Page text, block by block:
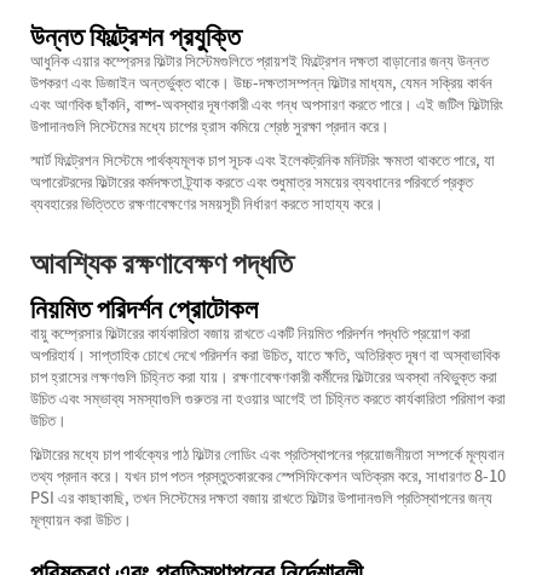
উন্নত ফিল্ট্রেশন প্রযুক্তি
আধুনিক এয়ার কম্প্রেসর ফিল্টার সিস্টেমগুলিতে প্রায়শই ফিল্ট্রেশন দক্ষতা বাড়ানোর জন্য উন্নত
উপকরণ এবং ডিজাইন অন্তর্ভুক্ত থাকে। উচ্চ-দক্ষতাসম্পন্ন ফিল্টার মাধ্যম, যেমন সক্রিয় কার্বন
এবং আণবিক ছাঁকনি, বাষ্প-অবস্থার দূষণকারী এবং গন্ধ অপসারণ করতে পারে। এই জটিল ফিল্টারিং
উপাদানগুলি সিস্টেমের মধ্যে চাপের হ্রাস কমিয়ে শ্রেষ্ঠ সুরক্ষা প্রদান করে।
স্মার্ট ফিল্ট্রেশন সিস্টেমে পার্থক্যমূলক চাপ সূচক এবং ইলেকট্রনিক মনিটরিং ক্ষমতা থাকতে পারে, যা
অপারেটরদের ফিল্টারের কর্মদক্ষতা ট্র্যাক করতে এবং শুধুমাত্র সময়ের ব্যবধানের পরিবর্তে প্রকৃত
ব্যবহারের ভিত্তিতে রক্ষণাবেক্ষণের সময়সূচী নির্ধারণ করতে সাহায্য করে।
আবশ্যিক রক্ষণাবেক্ষণ পদ্ধতি
নিয়মিত পরিদর্শন প্রোটোকল
বায়ু কম্প্রেসার ফিল্টারের কার্যকারিতা বজায় রাখতে একটি নিয়মিত পরিদর্শন পদ্ধতি প্রয়োগ করা
অপরিহার্য। সাপ্তাহিক চোখে দেখে পরিদর্শন করা উচিত, যাতে ক্ষতি, অতিরিক্ত দূষণ বা অস্বাভাবিক
চাপ হ্রাসের লক্ষণগুলি চিহ্নিত করা যায়। রক্ষণাবেক্ষণকারী কর্মীদের ফিল্টারের অবস্থা নথিভুক্ত করা
উচিত এবং সম্ভাব্য সমস্যাগুলি গুরুতর না হওয়ার আগেই তা চিহ্নিত করতে কার্যকারিতা পরিমাপ করা
উচিত।
ফিল্টারের মধ্যে চাপ পার্থক্যের পাঠ ফিল্টার লোডিং এবং প্রতিস্থাপনের প্রয়োজনীয়তা সম্পর্কে মূল্যবান
তথ্য প্রদান করে। যখন চাপ পতন প্রস্তুতকারকের স্পেসিফিকেশন অতিক্রম করে, সাধারণত 8-10
PSI এর কাছাকাছি, তখন সিস্টেমের দক্ষতা বজায় রাখতে ফিল্টার উপাদানগুলি প্রতিস্থাপনের জন্য
মূল্যায়ন করা উচিত।